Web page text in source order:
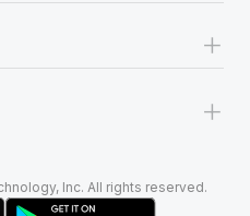
+
+
Inc. All rights reserved.